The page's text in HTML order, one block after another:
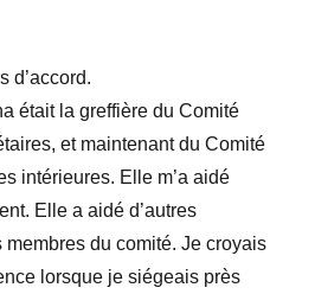
d’accord.
était la greffière du Comité
et maintenant du Comité
intérieures. Elle m’a aidé
Elle a aidé d’autres
membres du comité. Je croyais
lorsque je siégeais près